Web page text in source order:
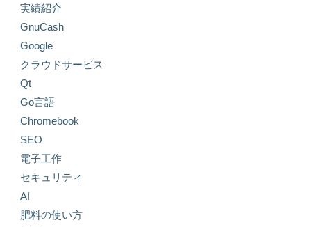
実績紹介
GnuCash
Google
クラウドサービス
Qt
Go言語
Chromebook
SEO
電子工作
セキュリティ
AI
肥料の使い方